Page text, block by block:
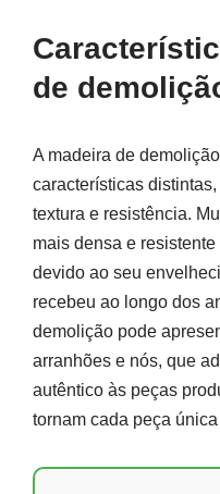
de
A madeira de
características
textura e resistência.
mais densa e
devido ao seu
recebeu ao longo dos
demolição pode
arranhões e nós, que
autêntico às peças
tornam cada peça